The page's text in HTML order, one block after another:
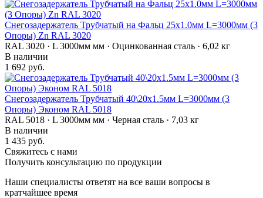
Снегозадержатель Трубчатый на Фальц 25х1.0мм L=3000мм (3
Опоры) Zn RAL 3020
RAL 3020 · L 3000мм мм · Оцинкованная сталь · 6,02 кг
В наличии
1 692 руб.
Снегозадержатель Трубчатый 40\20х1.5мм L=3000мм (3
Опоры) Эконом RAL 5018
RAL 5018 · L 3000мм мм · Черная сталь · 7,03 кг
В наличии
1 435 руб.
Свяжитесь с нами
Получить консультацию по продукции
Наши специалисты ответят на все ваши вопросы в
кратчайшее время